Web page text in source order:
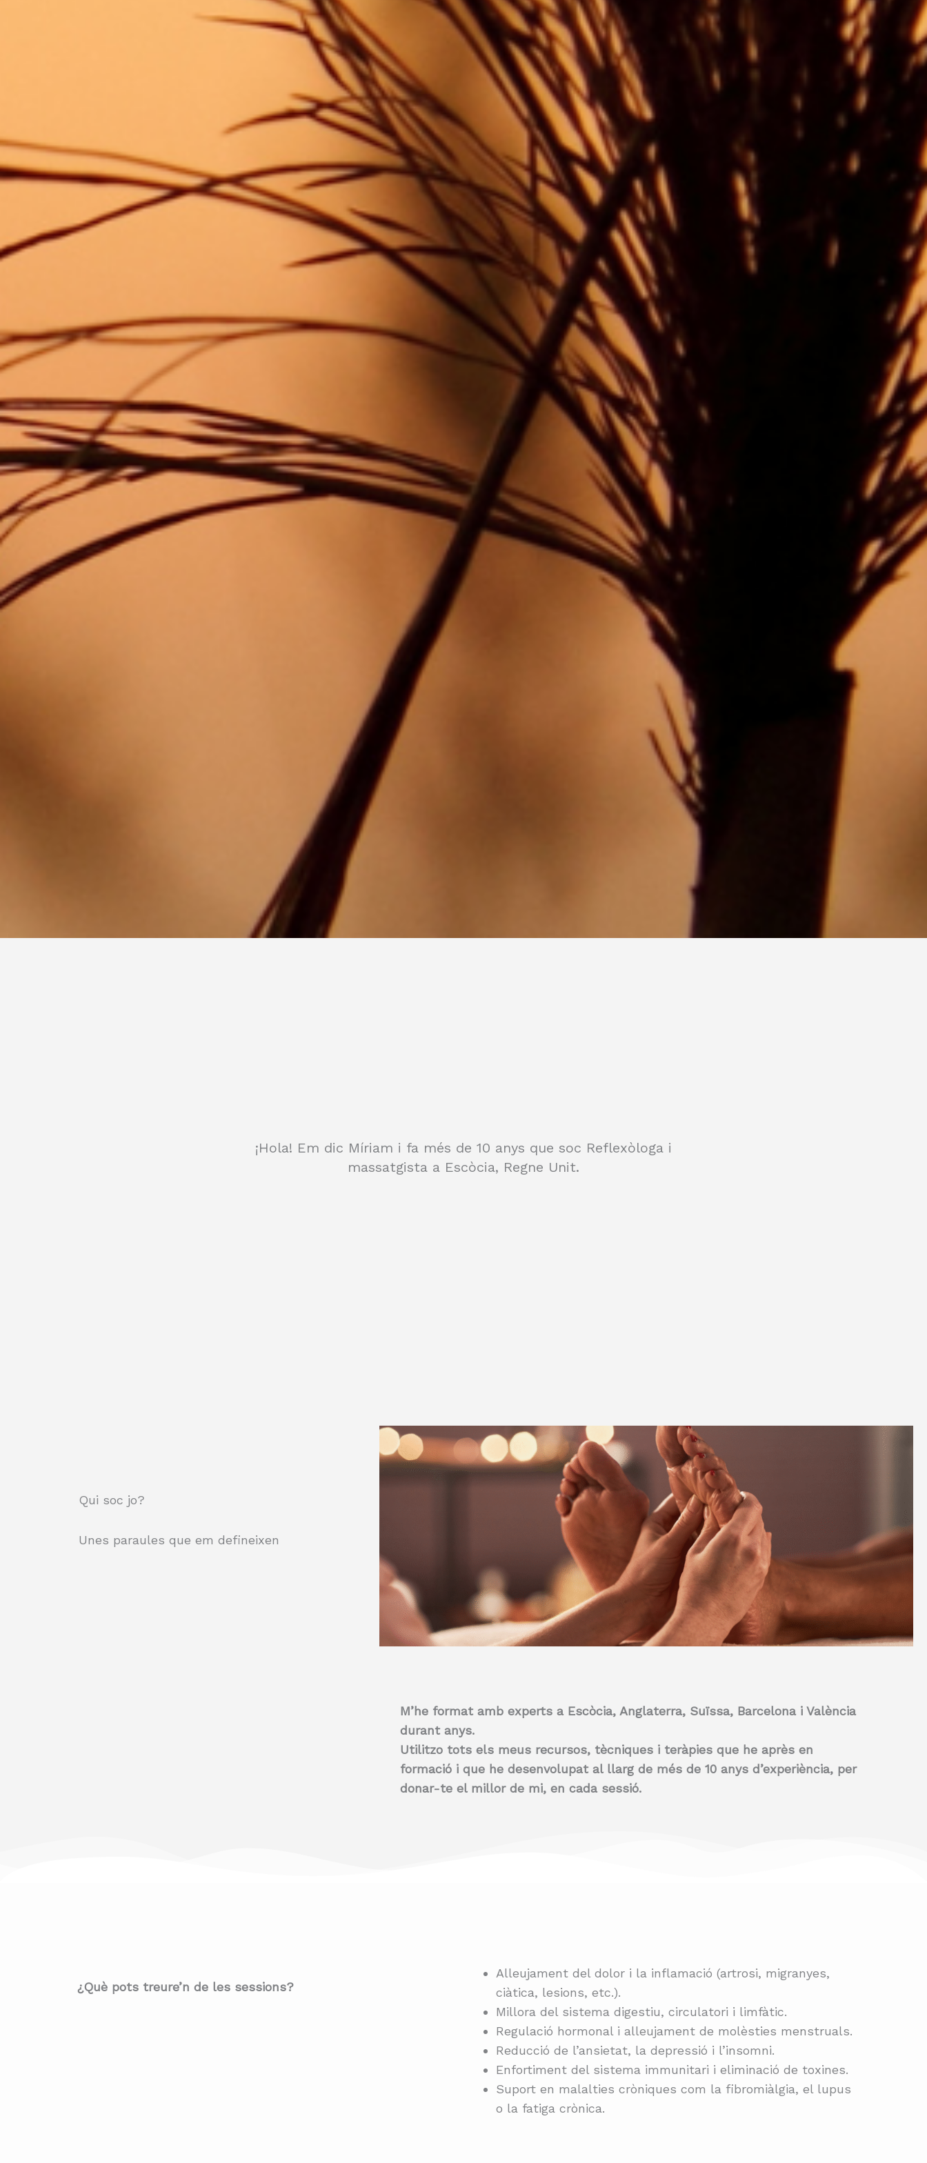
¡Hola! Em dic Míriam i fa més de 10 anys que soc Reflexòloga i
massatgista a Escòcia, Regne Unit.
Qui soc jo?​
Unes paraules que em defineixen​
M’he format amb experts a Escòcia, Anglaterra, Suïssa, Barcelona i València
durant anys.
Utilitzo tots els meus recursos, tècniques i teràpies que he après en
formació i que he desenvolupat al llarg de més de 10 anys d’experiència, per
donar-te el millor de mi, en cada sessió.
¿Què pots treure’n de les sessions?
Alleujament del dolor i la inflamació (artrosi, migranyes,
ciàtica, lesions, etc.).
Millora del sistema digestiu, circulatori i limfàtic.
Regulació hormonal i alleujament de molèsties menstruals.
Reducció de l’ansietat, la depressió i l’insomni.
Enfortiment del sistema immunitari i eliminació de toxines.
Suport en malalties cròniques com la fibromiàlgia, el lupus
o la fatiga crònica.